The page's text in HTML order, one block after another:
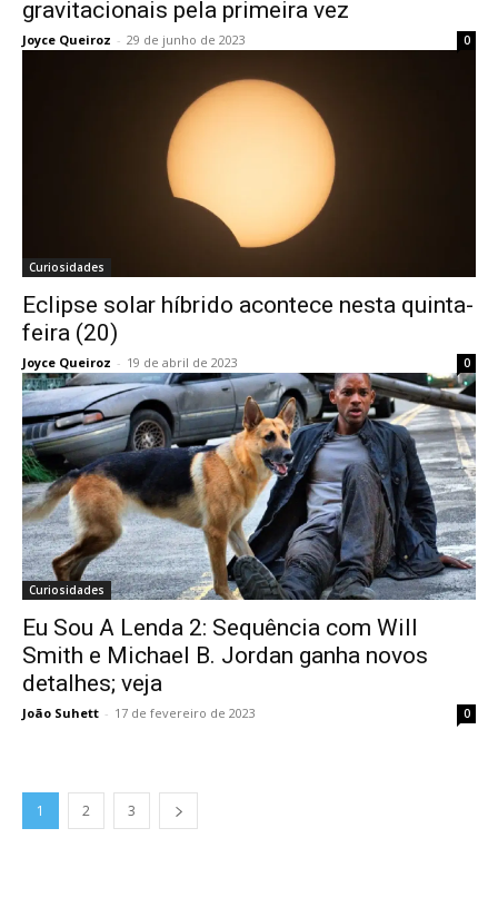
gravitacionais pela primeira vez
Joyce Queiroz - 29 de junho de 2023 0
Curiosidades
Eclipse solar híbrido acontece nesta quinta-
feira (20)
Joyce Queiroz - 19 de abril de 2023 0
Curiosidades
Eu Sou A Lenda 2: Sequência com Will
Smith e Michael B. Jordan ganha novos
detalhes; veja
João Suhett - 17 de fevereiro de 2023 0
1 2 3